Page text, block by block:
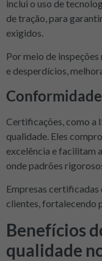
inclui o uso de
de tração, para
exigidos.
Por meio de
e desperdícios,
Certificações, como a
qualidade. Eles
excelência e facilitam
onde padrões
Empresas
clientes, fortalecendo
Benefícios
qualidade